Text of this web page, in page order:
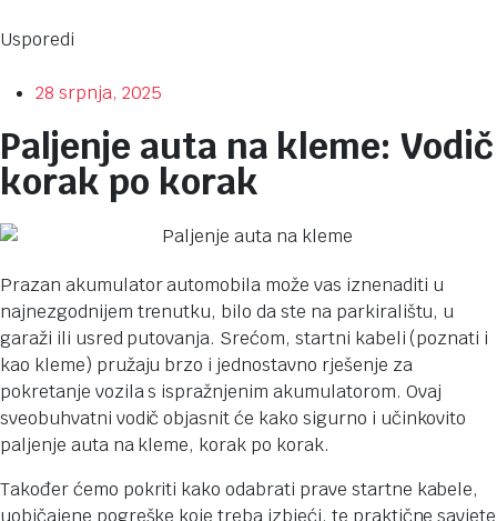
28 srpnja, 2025
Paljenje auta na kleme: Vodič
korak po korak
Prazan akumulator automobila može vas iznenaditi u
najnezgodnijem trenutku, bilo da ste na parkiralištu, u
garaži ili usred putovanja. Srećom, startni kabeli (poznati i
kao kleme) pružaju brzo i jednostavno rješenje za
pokretanje vozila s ispražnjenim akumulatorom. Ovaj
sveobuhvatni vodič objasnit će kako sigurno i učinkovito
paljenje auta na kleme, korak po korak.
Također ćemo pokriti kako odabrati prave startne kabele,
uobičajene pogreške koje treba izbjeći, te praktične savjete
Usporedi